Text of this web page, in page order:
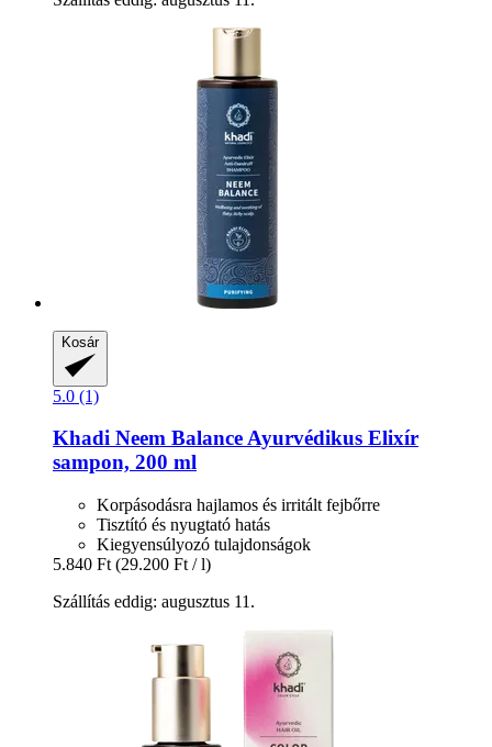
Kosár
5.0 (1)
Khadi Neem Balance Ayurvédikus Elixír
sampon, 200 ml
Korpásodásra hajlamos és irritált fejbőrre
Tisztító és nyugtató hatás
Kiegyensúlyozó tulajdonságok
5.840 Ft (29.200 Ft / l)
Szállítás eddig: augusztus 11.